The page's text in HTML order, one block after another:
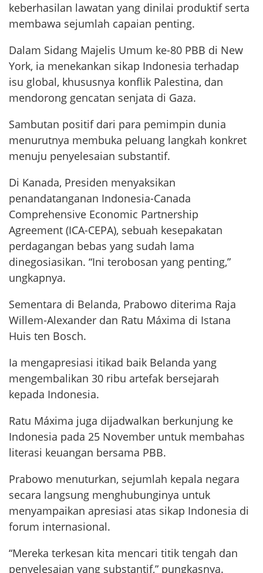
keberhasilan lawatan yang dinilai produktif serta
membawa sejumlah capaian penting.
Dalam Sidang Majelis Umum ke-80 PBB di New
York, ia menekankan sikap Indonesia terhadap
isu global, khususnya konflik Palestina, dan
mendorong gencatan senjata di Gaza.
Sambutan positif dari para pemimpin dunia
menurutnya membuka peluang langkah konkret
menuju penyelesaian substantif.
Di Kanada, Presiden menyaksikan
penandatanganan Indonesia-Canada
Comprehensive Economic Partnership
Agreement (ICA-CEPA), sebuah kesepakatan
perdagangan bebas yang sudah lama
dinegosiasikan. “Ini terobosan yang penting,”
ungkapnya.
Sementara di Belanda, Prabowo diterima Raja
Willem-Alexander dan Ratu Máxima di Istana
Huis ten Bosch.
Ia mengapresiasi itikad baik Belanda yang
mengembalikan 30 ribu artefak bersejarah
kepada Indonesia.
Ratu Máxima juga dijadwalkan berkunjung ke
Indonesia pada 25 November untuk membahas
literasi keuangan bersama PBB.
Prabowo menuturkan, sejumlah kepala negara
secara langsung menghubunginya untuk
menyampaikan apresiasi atas sikap Indonesia di
forum internasional.
“Mereka terkesan kita mencari titik tengah dan
penyelesaian yang substantif,” pungkasnya.